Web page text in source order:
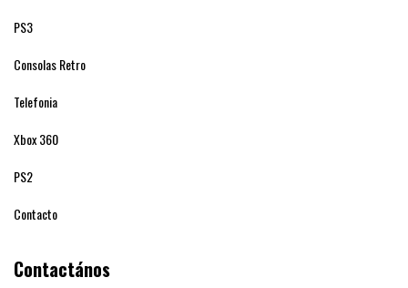
PS3
Consolas Retro
Telefonia
Xbox 360
PS2
Contacto
Contactános